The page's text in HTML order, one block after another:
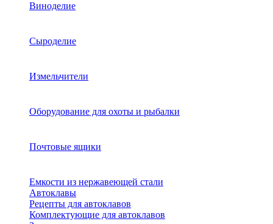
Виноделие
Сыроделие
Измельчители
Оборудование для охоты и рыбалки
Почтовые ящики
Емкости из нержавеющей стали
Автоклавы
Рецепты для автоклавов
Комплектующие для автоклавов